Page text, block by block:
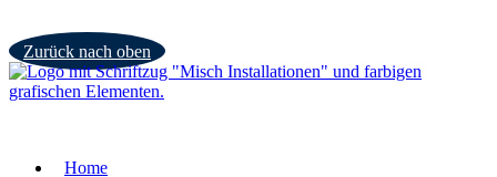
Zurück nach oben
Home